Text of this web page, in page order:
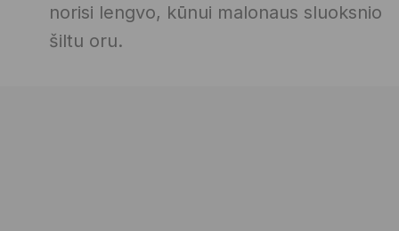
norisi lengvo, kūnui malonaus sluoksnio
šiltu oru.